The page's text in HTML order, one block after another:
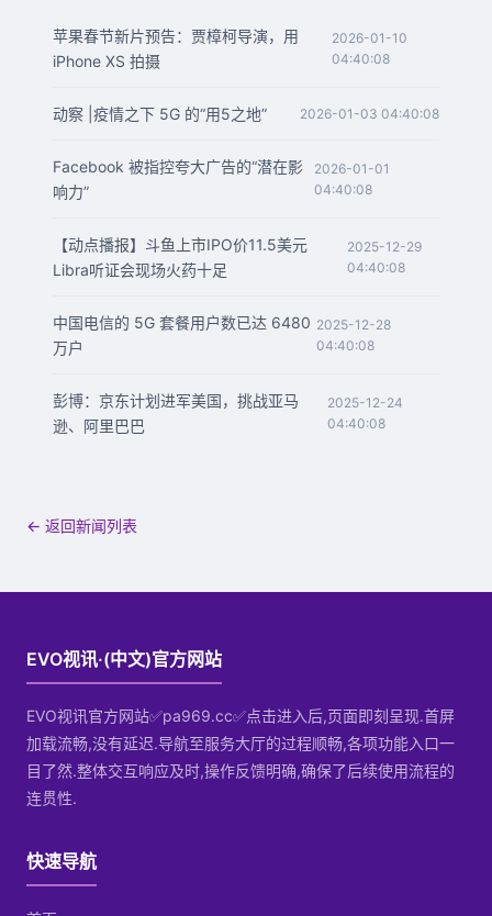
苹果春节新片预告：贾樟柯导演，用
iPhone XS 拍摄
2026-01-10
04:40:08
动察 |疫情之下 5G 的“用5之地” 2026-01-03 04:40:08
Facebook 被指控夸大广告的“潜在影
响力”
2026-01-01
04:40:08
【动点播报】斗鱼上市IPO价11.5美元
Libra听证会现场火药十足
2025-12-29
04:40:08
中国电信的 5G 套餐用户数已达 6480
万户
2025-12-28
04:40:08
彭博：京东计划进军美国，挑战亚马
逊、阿里巴巴
2025-12-24
04:40:08
← 返回新闻列表
EVO视讯·(中文)官方网站
EVO视讯官方网站✅pa969.cc✅点击进入后,页面即刻呈现.首屏
加载流畅,没有延迟.导航至服务大厅的过程顺畅,各项功能入口一
目了然.整体交互响应及时,操作反馈明确,确保了后续使用流程的
连贯性.
快速导航